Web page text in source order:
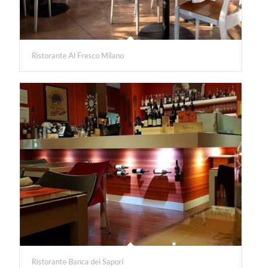
Ristorante Al Fresco Milano
Ristorante Banca dei Sapori